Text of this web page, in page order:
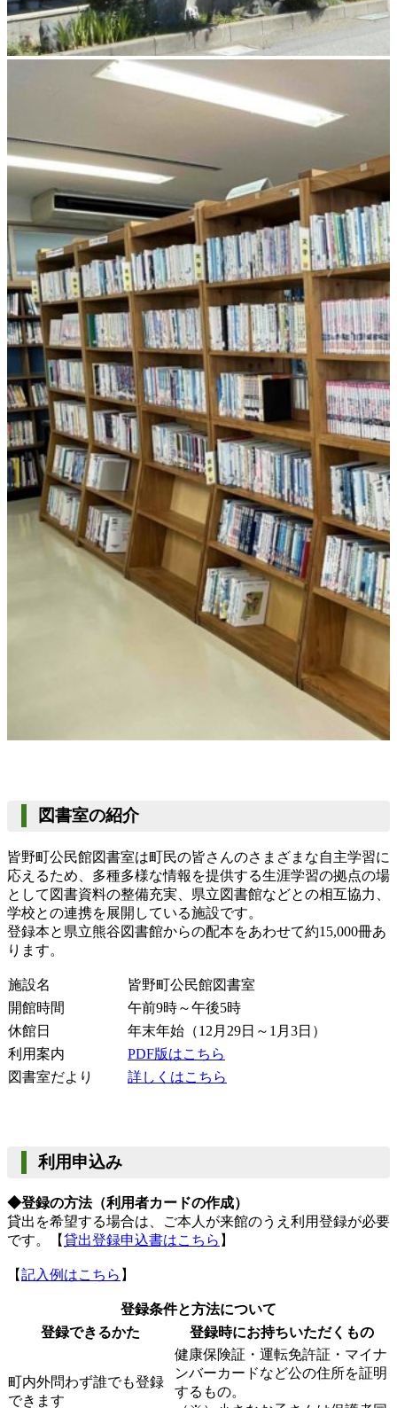
図書室の紹介
皆野町公民館図書室は町民の皆さんのさまざまな自主学習に
応えるため、多種多様な情報を提供する生涯学習の拠点の場
として図書資料の整備充実、県立図書館などとの相互協力、
学校との連携を展開している施設です。
登録本と県立熊谷図書館からの配本をあわせて約15,000冊あ
ります。
施設名
皆野町公民館図書室
開館時間
午前9時～午後5時
休館日
年末年始（12月29日～1月3日）
利用案内
PDF版はこちら
図書室だより
詳しくはこちら
利用申込み
◆登録の方法（利用者カードの作成）
貸出を希望する場合は、ご本人が来館のうえ利用登録が必要
です。【貸出登録申込書はこちら 】
【記入例はこちら 】
登録条件と方法について
登録できるかた
登録時にお持ちいただくもの
町内外問わず誰でも登録
できます
健康保険証・運転免許証・マイナ
ンバーカードなど公の住所を証明
するもの。